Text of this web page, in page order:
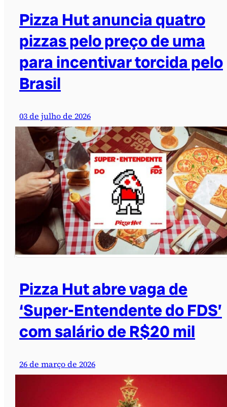
Pizza Hut anuncia quatro
pizzas pelo preço de uma
para incentivar torcida pelo
Brasil
03 de julho de 2026
Pizza Hut abre vaga de
‘Super-Entendente do FDS’
com salário de R$20 mil
26 de março de 2026